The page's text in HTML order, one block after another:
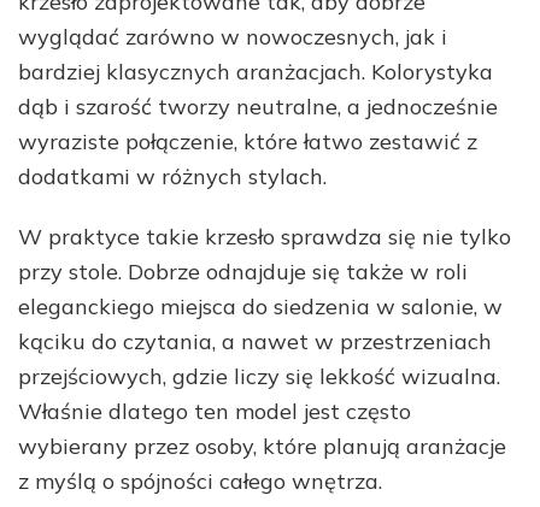
wyglądać zarówno w nowoczesnych, jak i
bardziej klasycznych aranżacjach. Kolorystyka
dąb i szarość tworzy neutralne, a jednocześnie
wyraziste połączenie, które łatwo zestawić z
dodatkami w różnych stylach.
W praktyce takie krzesło sprawdza się nie tylko
przy stole. Dobrze odnajduje się także w roli
eleganckiego miejsca do siedzenia w salonie, w
kąciku do czytania, a nawet w przestrzeniach
przejściowych, gdzie liczy się lekkość wizualna.
Właśnie dlatego ten model jest często
wybierany przez osoby, które planują aranżacje
z myślą o spójności całego wnętrza.